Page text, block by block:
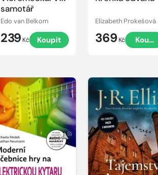
samotář
Edo van Belkom
239 Kč Koupit
Elizabeth Prokešová
369 Kč Koupit